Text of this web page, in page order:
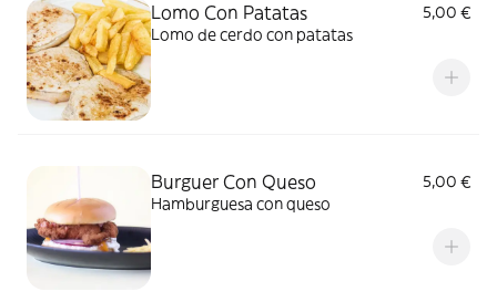
Lomo Con Patatas
5,00 €
Lomo de cerdo con patatas
Burguer Con Queso
5,00 €
Hamburguesa con queso